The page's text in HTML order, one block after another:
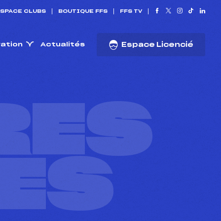
CLUBS BOUTIQUE FFS FFS TV
Actualités Espace Licencié